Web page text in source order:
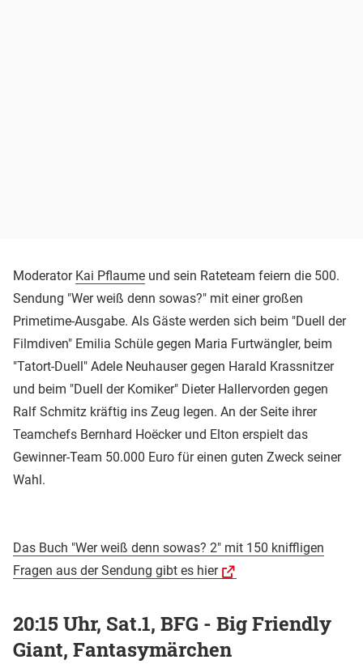
Moderator Kai Pflaume und sein Rateteam feiern die 500.
Sendung "Wer weiß denn sowas?" mit einer großen
Primetime-Ausgabe. Als Gäste werden sich beim "Duell der
Filmdiven" Emilia Schüle gegen Maria Furtwängler, beim
"Tatort-Duell" Adele Neuhauser gegen Harald Krassnitzer
und beim "Duell der Komiker" Dieter Hallervorden gegen
Ralf Schmitz kräftig ins Zeug legen. An der Seite ihrer
Teamchefs Bernhard Hoëcker und Elton erspielt das
Gewinner-Team 50.000 Euro für einen guten Zweck seiner
Wahl.
Das Buch "Wer weiß denn sowas? 2" mit 150 kniffligen
Fragen aus der Sendung gibt es hier
20:15 Uhr, Sat.1, BFG - Big Friendly
Giant, Fantasymärchen